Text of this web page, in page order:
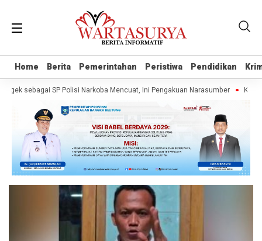
Home Berita Pemerintahan Peristiwa Pendidikan
Home Berita Pemerintahan Peristiwa Pendidikan
sebagai SP Polisi Narkoba Mencuat, Ini Pengakuan Narasumber Klaim